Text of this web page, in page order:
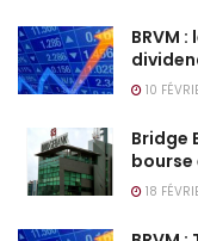
BRVM
10
Bridge
bourse
18